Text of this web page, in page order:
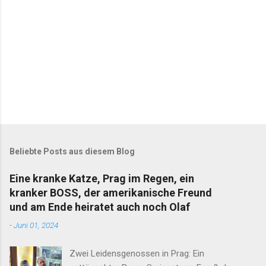
Beliebte Posts aus diesem Blog
Eine kranke Katze, Prag im Regen, ein
kranker BOSS, der amerikanische Freund
und am Ende heiratet auch noch Olaf
-Juni 01, 2024
Zwei Leidensgenossen in Prag: Ein